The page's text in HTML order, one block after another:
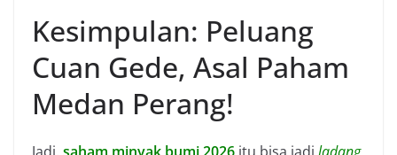
Kesimpulan: Peluang
Cuan Gede, Asal Paham
Medan Perang!